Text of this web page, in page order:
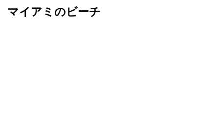
マイアミのビーチ